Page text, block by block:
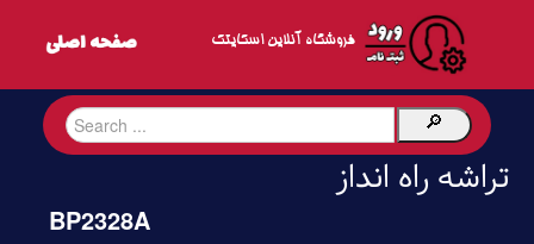
فروشگاه آنلاین اسکایتک
تراشه راه انداز
BP2328A